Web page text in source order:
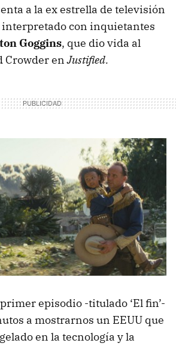
a la ex estrella de televisión
interpretado con inquietantes
Goggins, que dio vida al
Crowder enJustified.
episodio -titulado ‘El fin’-
a mostrarnos un EEUU que
en la tecnología y la